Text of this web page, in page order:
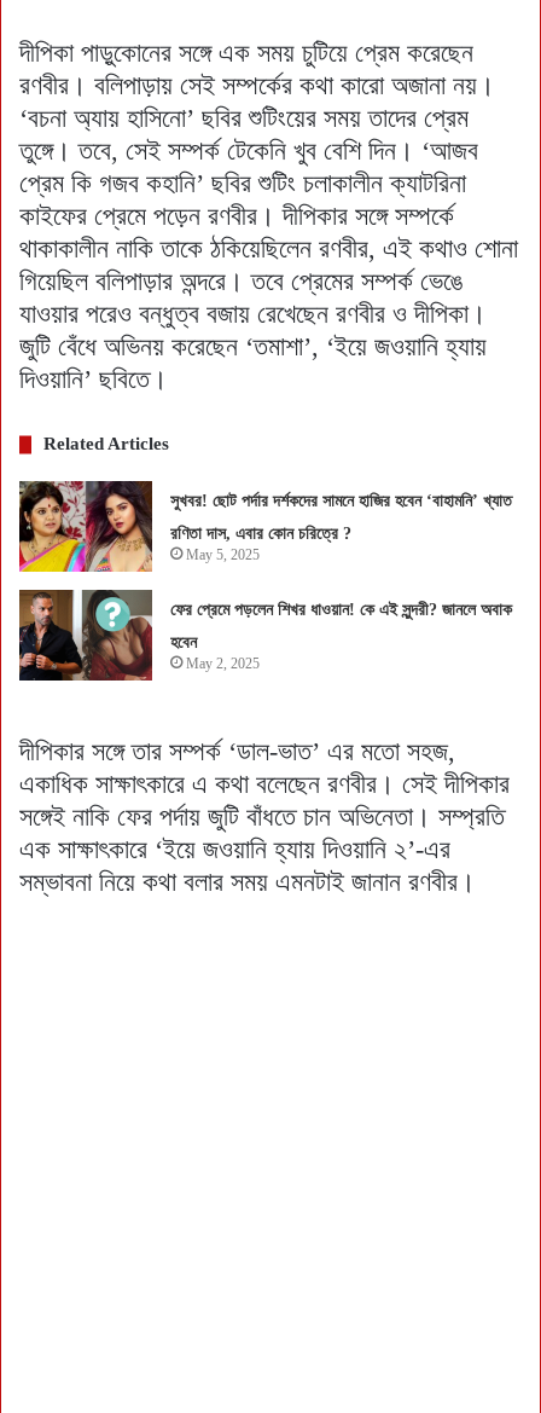
দীপিকা পাড়ুকোনের সঙ্গে এক সময় চুটিয়ে প্রেম করেছেন
রণবীর। বলিপাড়ায় সেই সম্পর্কের কথা কারো অজানা নয়।
‘বচনা অ্যায় হাসিনো’ ছবির শুটিংয়ের সময় তাদের প্রেম
তুঙ্গে। তবে, সেই সম্পর্ক টেকেনি খুব বেশি দিন। ‘আজব
প্রেম কি গজব কহানি’ ছবির শুটিং চলাকালীন ক্যাটরিনা
কাইফের প্রেমে পড়েন রণবীর। দীপিকার সঙ্গে সম্পর্কে
থাকাকালীন নাকি তাকে ঠকিয়েছিলেন রণবীর, এই কথাও শোনা
গিয়েছিল বলিপাড়ার অন্দরে। তবে প্রেমের সম্পর্ক ভেঙে
যাওয়ার পরেও বন্ধুত্ব বজায় রেখেছেন রণবীর ও দীপিকা।
জুটি বেঁধে অভিনয় করেছেন ‘তমাশা’, ‘ইয়ে জওয়ানি হ্যায়
দিওয়ানি’ ছবিতে।
Related Articles
সুখবর! ছোট পর্দার দর্শকদের সামনে হাজির হবেন ‘বাহামনি’ খ্যাত
রণিতা দাস, এবার কোন চরিত্রে ?
May 5, 2025
ফের প্রেমে পড়লেন শিখর ধাওয়ান! কে এই সুন্দরী? জানলে অবাক
হবেন
May 2, 2025
দীপিকার সঙ্গে তার সম্পর্ক ‘ডাল-ভাত’ এর মতো সহজ,
একাধিক সাক্ষাৎকারে এ কথা বলেছেন রণবীর। সেই দীপিকার
সঙ্গেই নাকি ফের পর্দায় জুটি বাঁধতে চান অভিনেতা। সম্প্রতি
এক সাক্ষাৎকারে ‘ইয়ে জওয়ানি হ্যায় দিওয়ানি ২’-এর
সম্ভাবনা নিয়ে কথা বলার সময় এমনটাই জানান রণবীর।